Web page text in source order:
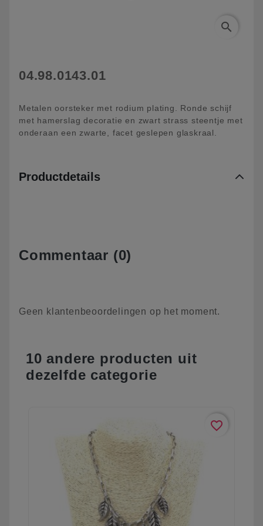
search
04.98.0143.01
Metalen oorsteker met rodium plating. Ronde schijf
met hamerslag decoratie en zwart strass steentje met
onderaan een zwarte, facet geslepen glaskraal.
Productdetails
Commentaar (0)
Geen klantenbeoordelingen op het moment.
10 andere producten uit
dezelfde categorie
favorite_border